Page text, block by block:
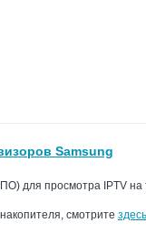
Samsung
для просмотра IPTV на
смотрите здесь